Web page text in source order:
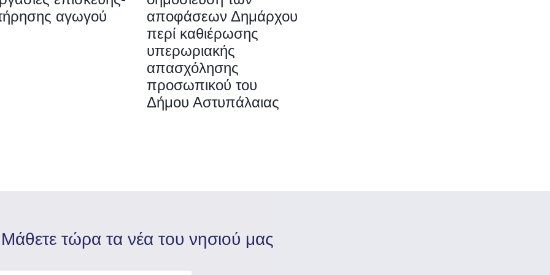
αγωγού
αποφάσεων Δημάρχου
περί καθιέρωσης
υπερωριακής
απασχόλησης
προσωπικού του
Δήμου Αστυπάλαιας
Mάθετε τώρα τα νέα του νησιού μας